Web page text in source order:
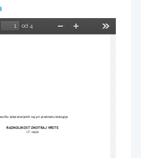
od 4
Pomanjšaj
laboratorijskih vaj pri predmetu biologija
RAZNOLIKOST ZNOTRAJ VRSTE
(7. vaja)